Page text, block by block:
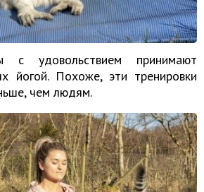
с удовольствием принимают
йогой. Похоже, эти тренировки
чем людям.